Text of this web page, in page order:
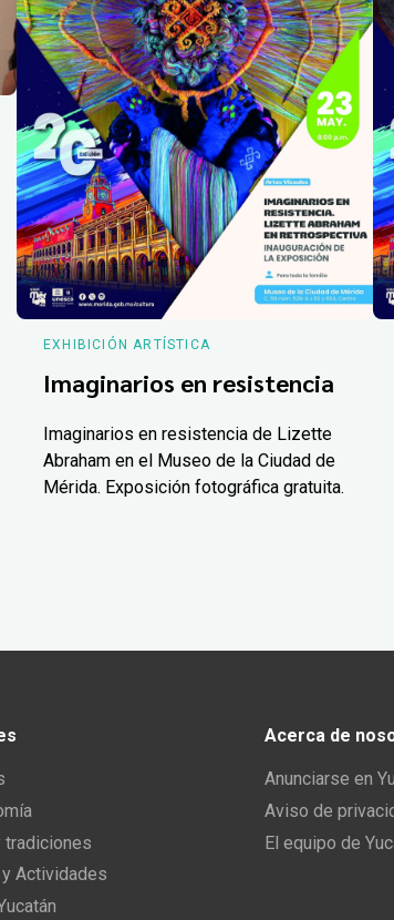
EXHIBICIÓN ARTÍSTICA
Imaginarios en resistencia
Imaginarios en resistencia de Lizette
Abraham en el Museo de la Ciudad de
Mérida. Exposición fotográfica gratuita.
tradiciones
Actividades
Acerca de
Anunciarse en
Aviso de
El equipo de